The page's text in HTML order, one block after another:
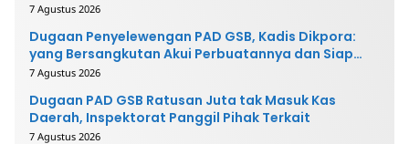
7 Agustus 2026
Dugaan Penyelewengan PAD GSB, Kadis Dikpora:
yang Bersangkutan Akui Perbuatannya dan Siap
Mengembalikan Uang
7 Agustus 2026
Dugaan PAD GSB Ratusan Juta tak Masuk Kas
Daerah, Inspektorat Panggil Pihak Terkait
7 Agustus 2026